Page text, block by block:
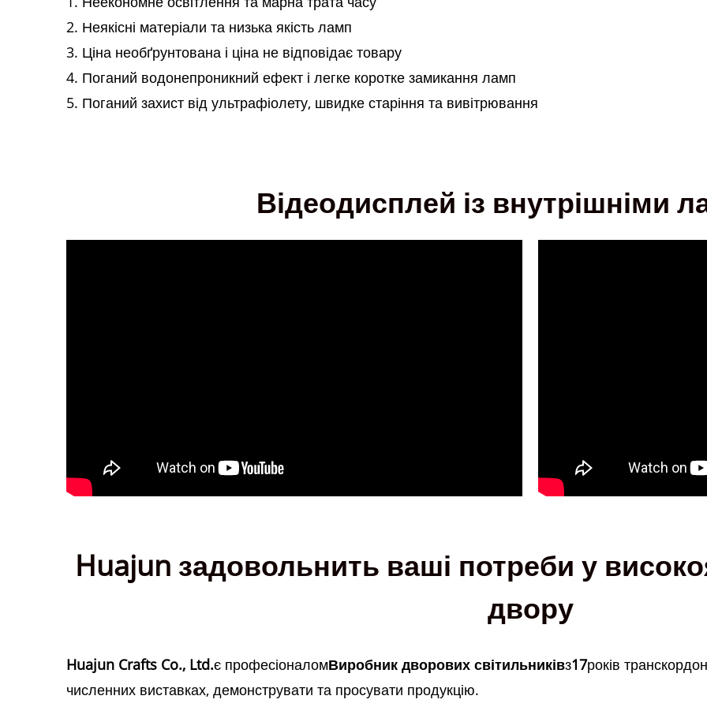
2. Неякісні матеріали та низька якість ламп
3. Ціна необґрунтована і ціна не відповідає товару
4. Поганий водонепроникний ефект і легке коротке замикання ламп
5. Поганий захист від ультрафіолету, швидке старіння та вивітрювання
Відеодисплей із внутрішніми
Huajun задовольнить ваші потреби у
двору
Huajun Crafts Co., Ltd.є професіоналомВиробник дворових світильниківз17років
численних виставках, демонструвати та просувати продукцію.